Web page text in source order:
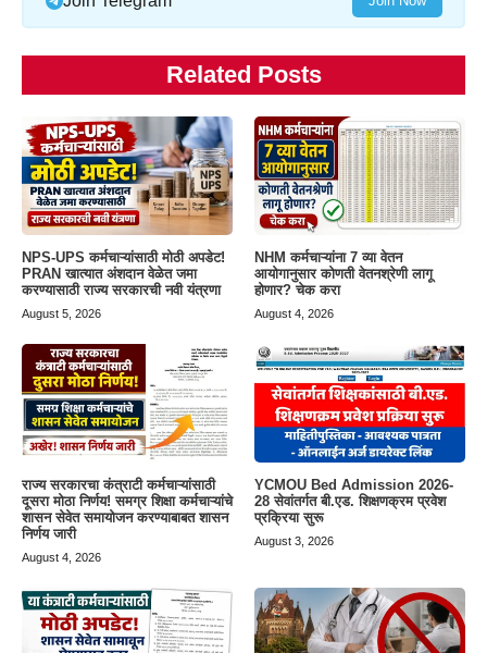
Related Posts
NPS-UPS कर्मचाऱ्यांसाठी मोठी अपडेट!
PRAN खात्यात अंशदान वेळेत जमा
करण्यासाठी राज्य सरकारची नवी यंत्रणा
August 5, 2026
NHM कर्मचाऱ्यांना 7 व्या वेतन
आयोगानुसार कोणती वेतनश्रेणी लागू
होणार? चेक करा
August 4, 2026
राज्य सरकारचा कंत्राटी कर्मचाऱ्यांसाठी
दूसरा मोठा निर्णय! समग्र शिक्षा कर्मचाऱ्यांचे
शासन सेवेत समायोजन करण्याबाबत शासन
निर्णय जारी
August 4, 2026
YCMOU Bed Admission 2026-
28 सेवांतर्गत बी.एड. शिक्षणक्रम प्रवेश
प्रक्रिया सुरू
August 3, 2026